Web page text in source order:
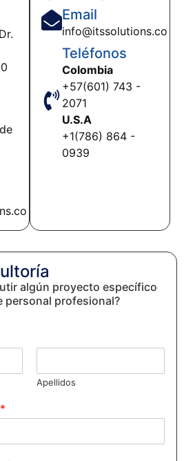
Email
info@itssolutions.co
Teléfonos
Colombia
+57(601) 743 -
2071
U.S.A
+1(786) 864 -
0939
algún proyecto específico
personal profesional?
Apellidos
*